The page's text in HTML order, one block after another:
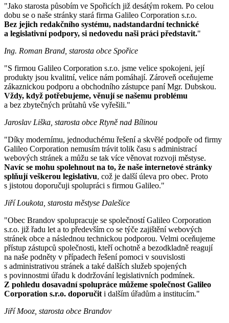
"Jako starosta působím ve Spořicích již desátým rokem. Po celou
dobu se o naše stránky stará firma Galileo Corporation s.r.o.
Bez jejich redakčního systému, nadstandardní technické
a legislativní podpory, si nedovedu naši práci představit."
Ing. Roman Brand, starosta obce Spořice
"S firmou Galileo Corporation s.r.o. jsme velice spokojeni, její
produkty jsou kvalitní, velice nám pomáhají. Zároveň oceňujeme
zákaznickou podporu a obchodního zástupce paní Mgr. Dubskou.
Vždy, když potřebujeme, věnují se našemu problému
a bez zbytečných průtahů vše vyřešili."
Jaroslav Liška, starosta obce Rtyně nad Bílinou
"Díky modernímu, jednoduchému řešení a skvělé podpoře od firmy
Galileo Corporation nemusím trávit tolik času s administrací
webových stránek a můžu se tak více věnovat rozvoji městyse.
Navíc se mohu spolehnout na to, že naše internetové stránky
splňují veškerou legislativu, což je další úleva pro obec. Proto
s jistotou doporučuji spolupráci s firmou Galileo."
Jiří Loukota, starosta městyse Dalešice
"Obec Brandov spolupracuje se společností Galileo Corporation
s.r.o. již řadu let a to především co se týče zajištění webových
stránek obce a následnou technickou podporou. Velmi oceňujeme
přístup zástupců společnosti, kteří ochotně a bezodkladně reagují
na naše podněty v případech řešení pomoci v souvislosti
s administrativou stránek a také dalších služeb spojených
s povinnostmi úřadu k dodržování legislativních podmínek.
Z pohledu dosavadní spolupráce můžeme společnost Galileo
Corporation s.r.o. doporučit i dalším úřadům a institucím."
Jiří Mooz, starosta obce Brandov